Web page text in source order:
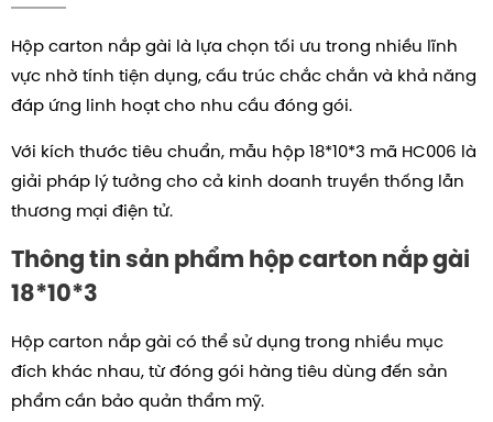
Hộp carton nắp gài là lựa chọn tối ưu trong nhiều lĩnh
vực nhờ tính tiện dụng, cấu trúc chắc chắn và khả năng
đáp ứng linh hoạt cho nhu cầu đóng gói.
Với kích thước tiêu chuẩn, mẫu hộp18*10*3 mã HC006 là
giải pháp lý tưởng cho cả kinh doanh truyền thống lẫn
thương mại điện tử.
Thông tin sản phẩm hộp carton nắp gài
18*10*3
Hộp carton nắp gài có thể sử dụng trong nhiều mục
đích khác nhau, từ đóng gói hàng tiêu dùng đến sản
phẩm cần bảo quản thẩm mỹ.